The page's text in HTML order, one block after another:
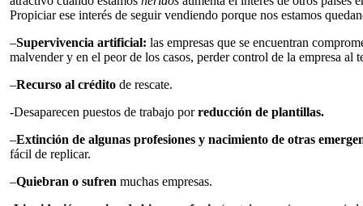
Propiciar ese interés de seguir vendiendo porque nos estamos
–Supervivencia artificial: las empresas que se encuentran
malvender y en el peor de los casos, perder control de la empresa al
–Recurso al crédito de rescate.
-Desaparecen puestos de trabajo porreducción de plantillas.
–Extinción de algunas profesiones y nacimiento de otras
fácil de replicar.
–Quiebran o sufren muchas empresas.